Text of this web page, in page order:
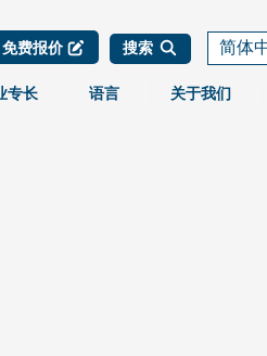
免费报价 搜索 简体
专长 语言 关于我们